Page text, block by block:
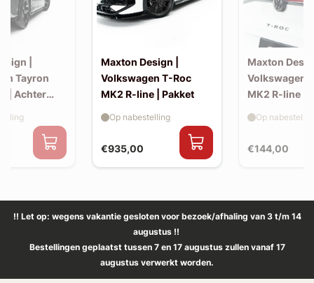
|
Tayron
| Achter
Maxton Design |
Volkswagen T-Roc
MK2 R-line | Pakket
€935,00
Op nabestelling
Maxton
Volkswagen
MK2 R-line |
€144,00
Op
!! Let op: wegens vakantie gesloten voor bezoek/afhaling van 3 t/m 14
augustus !!
Bestellingen geplaatst tussen 7 en 17 augustus zullen vanaf 17
augustus verwerkt worden.